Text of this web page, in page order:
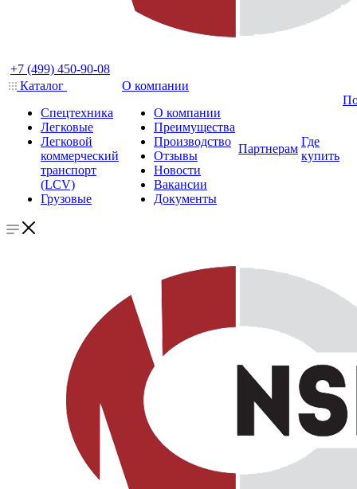
+7 (499) 450-90-08
Каталог
Спецтехника
Легковые
Легковой
коммерческий
транспорт
(LCV)
Грузовые
О компании
О компании
Преимущества
Производство
Отзывы
Новости
Вакансии
Документы
Партнерам
Где
купить